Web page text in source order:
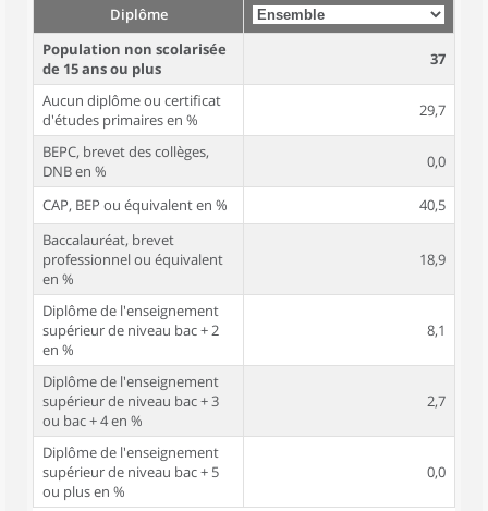
Diplôme
Population non scolarisée
de 15 ans ou plus
37
Aucun diplôme ou certificat
d'études primaires en %
29,7
BEPC, brevet des collèges,
DNB en %
0,0
CAP, BEP ou équivalent en %
40,5
Baccalauréat, brevet
professionnel ou équivalent
en %
18,9
Diplôme de l'enseignement
supérieur de niveau bac + 2
en %
8,1
Diplôme de l'enseignement
supérieur de niveau bac + 3
ou bac + 4 en %
2,7
Diplôme de l'enseignement
supérieur de niveau bac + 5
ou plus en %
0,0